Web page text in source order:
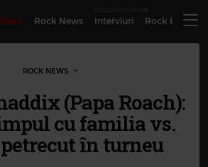
Bilete Rock News Interviuri Rock
ROCK NEWS
(Papa Roach):
cu familia vs.
în turneu